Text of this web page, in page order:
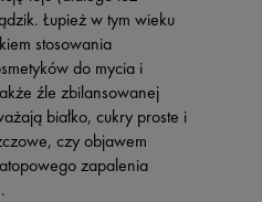
Łupież w tym wieku
stosowania
do mycia i
źle zbilansowanej
białko, cukry proste i
czy objawem
zapalenia